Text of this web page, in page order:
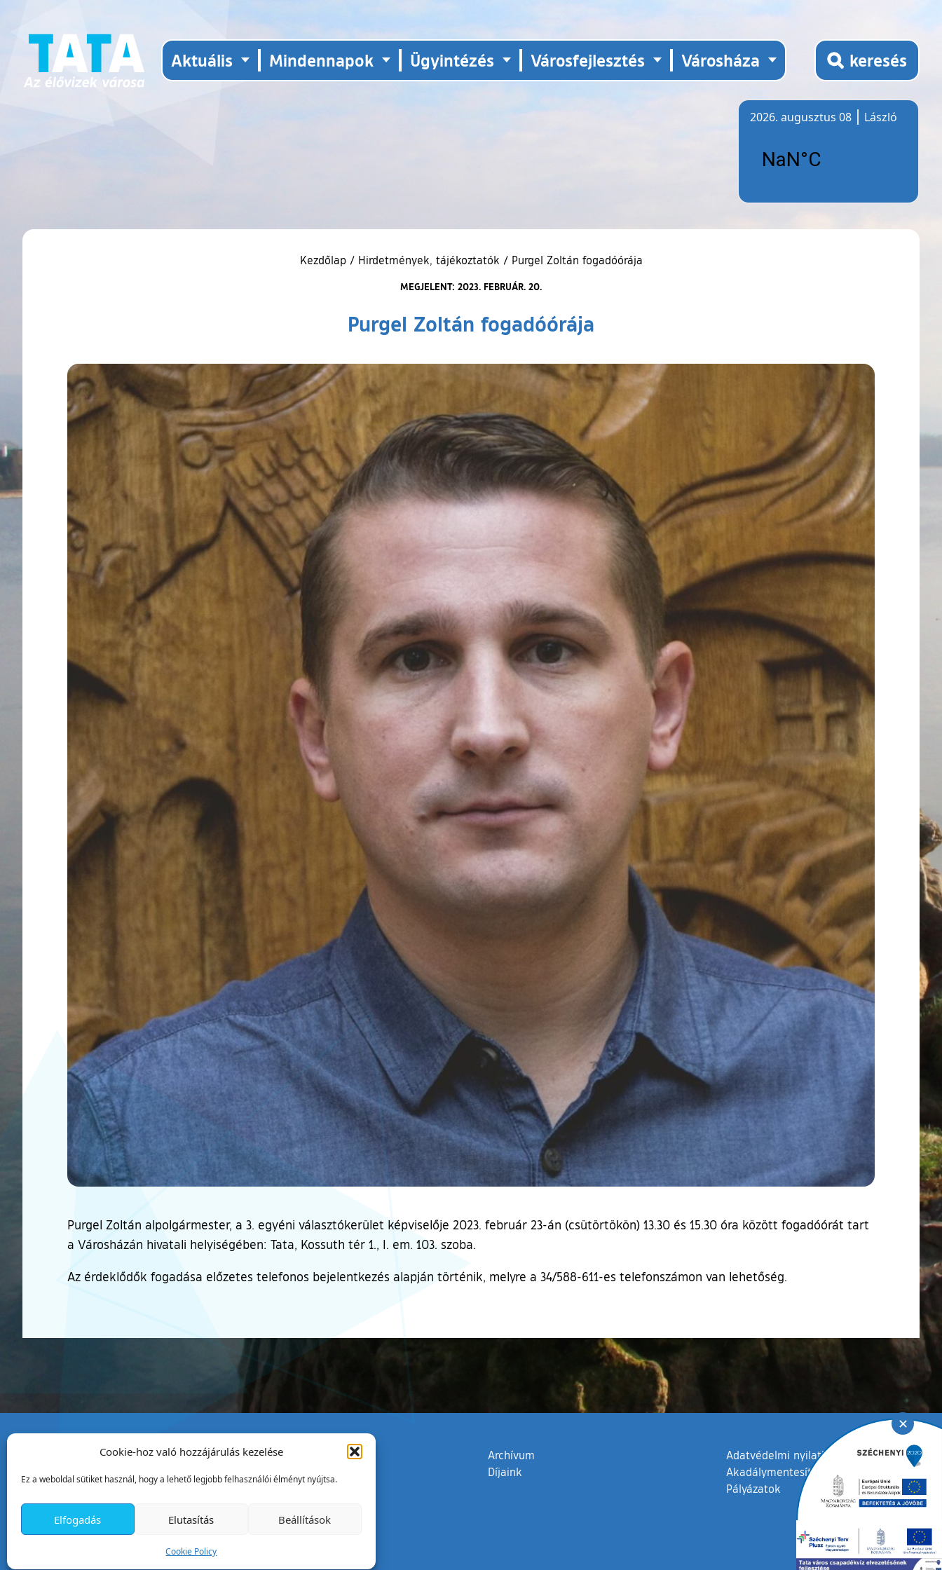
Cookie-hoz való hozzájárulás kezelése
Ez a weboldal sütiket használ, hogy a lehető legjobb felhasználói élményt nyújtsa.
Elfogadás Elutasítás Beállítások
Cookie Policy
Aktuális Mindennapok Ügyintézés Városfejlesztés Városháza keresés
2026. augusztus 08
László
Kezdőlap / Hirdetmények, tájékoztatók / Purgel Zoltán fogadóórája
MEGJELENT: 2023. FEBRUÁR. 20.
Purgel Zoltán fogadóórája
Purgel Zoltán alpolgármester, a 3. egyéni választókerület képviselője 2023. február 23-án (csütörtökön) 13.30 és 15.30 óra között fogadóórát tart
a Városházán hivatali helyiségében: Tata, Kossuth tér 1., I. em. 103. szoba.
Az érdeklődők fogadása előzetes telefonos bejelentkezés alapján történik, melyre a 34/588-611-es telefonszámon van lehetőség.
Tata Város Önkormányzata
2890 Tata, Kossuth tér 1.
+36 34 / 587 078
Email:ph@tata.hu
Archívum
Díjaink
Adatvédelmi nyilatkozat
Akadálymentesítési nyilatkozat
Pályázatok
✕